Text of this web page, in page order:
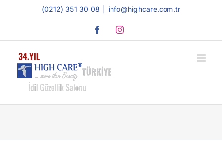
to
(0212) 351 30 08 info@highcare.com.tr
FacebookInstagram